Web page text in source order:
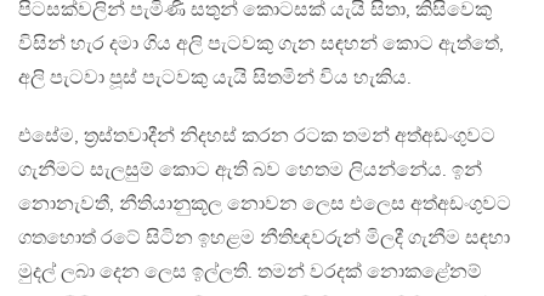
පිටසක්වලින් පැමිණි සතුන් කොටසක් යැයි සිතා, කිසිවෙකු
විසින් හැර දමා ගිය අලි පැටවකු ගැන සඳහන් කොට ඇත්තේ,
අලි පැටවා පූස් පැටවකු යැයි සිතමින් විය හැකිය.
එසේම, ත්‍රස්තවාදීන් නිදහස් කරන රටක තමන් අත්අඩංගුවට
ගැනීමට සැලසුම් කොට ඇති බව හෙතම ලියන්නේය. ඉන්
නොනැවතී, නීතියානුකූල නොවන ලෙස එලෙස අත්අඩංගුවට
ගතහොත් රටේ සිටින ඉහළම නීතිඥවරුන් මිලදී ගැනීම සඳහා
මුදල් ලබා දෙන ලෙස ඉල්ලති. තමන් වරදක් නොකළේනම්